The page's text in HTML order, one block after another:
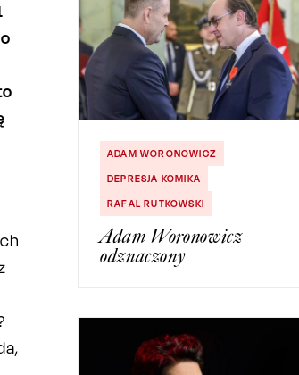
ADAM WORONOWICZ
DEPRESJA KOMIKA
RAFAL RUTKOWSKI
Adam Woronowicz
odznaczony